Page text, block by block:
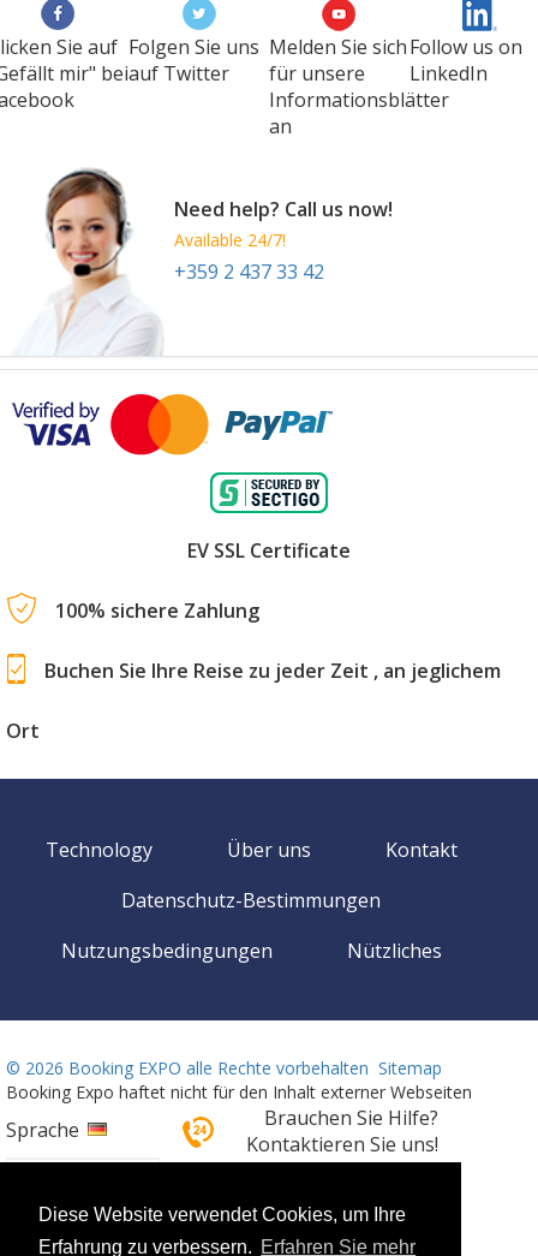
Diese Website verwendet Cookies, um Ihre
Erfahrung zu verbessern. Erfahren Sie mehr
Sie auf
mir" bei
Folgen Sie uns
auf Twitter
Melden Sie sich
für unsere
Informationsblätter
an
Follow us on
LinkedIn
Need help? Call us now!
Available 24/7!
+359 2 437 33 42
EV SSL Certificate
100% sichere Zahlung
Buchen Sie Ihre Reise zu jeder Zeit , an jeglichem
Ort
Technology Über uns
Kontakt
Datenschutz-Bestimmungen
Nutzungsbedingungen
Nützliches
© 2026 Booking EXPO alle Rechte vorbehalten Sitemap
Booking Expo haftet nicht für den Inhalt externer Webseiten
Sprache
Brauchen Sie Hilfe?
Kontaktieren Sie uns!
24/7 erreichbar
+359 2 437 33 42